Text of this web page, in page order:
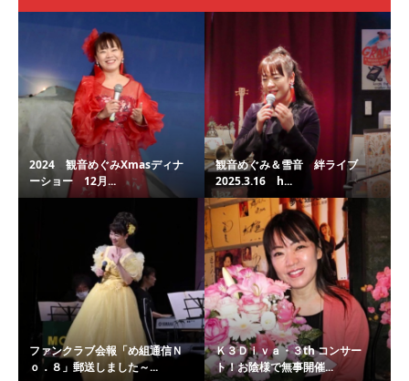
2024 観音めぐみXmasディナ
ーショー 12月...
観音めぐみ＆雪音 絆ライブ
2025.3.16 h...
ファンクラブ会報「め組通信Ｎ
ｏ．８」郵送しました～...
Ｋ３Ｄｉｖａ・３th コンサー
ト！お陰様で無事開催...